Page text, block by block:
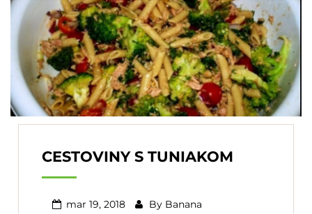
CESTOVINY S TUNIAKOM
mar 19, 2018 By Banana